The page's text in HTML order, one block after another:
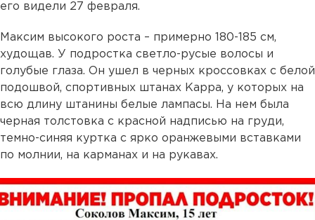
его видели 27 февраля.
Максим высокого роста – примерно 180-185 см,
худощав. У подростка светло-русые волосы и
голубые глаза. Он ушел в черных кроссовках с белой
подошвой, спортивных штанах Kappa, у которых на
всю длину штанины белые лампасы. На нем была
черная толстовка с красной надписью на груди,
темно-синяя куртка с ярко оранжевыми вставками
по молнии, на карманах и на рукавах.